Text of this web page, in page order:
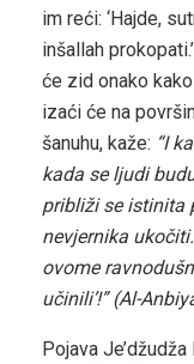
im reći: ‘Hajde,
inšallah
će zid onako
izaći će na
šanuhu, kaže: “I
kada se ljudi
približi se istinita
nevjernika
ovome
učinili’!” (Al-
Pojava